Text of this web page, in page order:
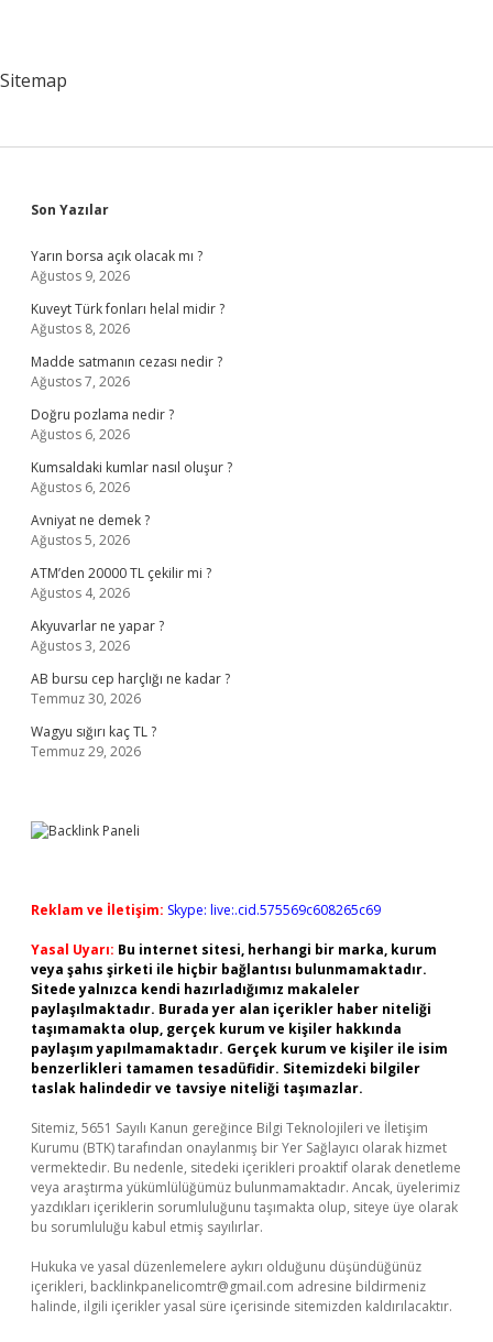
Sitemap
Sidebar
Son Yazılar
Yarın borsa açık olacak mı ?
Ağustos 9, 2026
Kuveyt Türk fonları helal midir ?
Ağustos 8, 2026
Madde satmanın cezası nedir ?
Ağustos 7, 2026
Doğru pozlama nedir ?
Ağustos 6, 2026
Kumsaldaki kumlar nasıl oluşur ?
Ağustos 6, 2026
Avniyat ne demek ?
Ağustos 5, 2026
ATM’den 20000 TL çekilir mi ?
Ağustos 4, 2026
Akyuvarlar ne yapar ?
Ağustos 3, 2026
AB bursu cep harçlığı ne kadar ?
Temmuz 30, 2026
Wagyu sığırı kaç TL ?
Temmuz 29, 2026
Reklam ve İletişim: Skype: live:.cid.575569c608265c69
Yasal Uyarı: Bu internet sitesi, herhangi bir marka, kurum
veya şahıs şirketi ile hiçbir bağlantısı bulunmamaktadır.
Sitede yalnızca kendi hazırladığımız makaleler
paylaşılmaktadır. Burada yer alan içerikler haber niteliği
taşımamakta olup, gerçek kurum ve kişiler hakkında
paylaşım yapılmamaktadır. Gerçek kurum ve kişiler ile isim
benzerlikleri tamamen tesadüfidir. Sitemizdeki bilgiler
taslak halindedir ve tavsiye niteliği taşımazlar.
Sitemiz, 5651 Sayılı Kanun gereğince Bilgi Teknolojileri ve İletişim
Kurumu (BTK) tarafından onaylanmış bir Yer Sağlayıcı olarak hizmet
vermektedir. Bu nedenle, sitedeki içerikleri proaktif olarak denetleme
veya araştırma yükümlülüğümüz bulunmamaktadır. Ancak, üyelerimiz
yazdıkları içeriklerin sorumluluğunu taşımakta olup, siteye üye olarak
bu sorumluluğu kabul etmiş sayılırlar.
Hukuka ve yasal düzenlemelere aykırı olduğunu düşündüğünüz
içerikleri, backlinkpanelicomtr@gmail.com adresine bildirmeniz
halinde, ilgili içerikler yasal süre içerisinde sitemizden kaldırılacaktır.